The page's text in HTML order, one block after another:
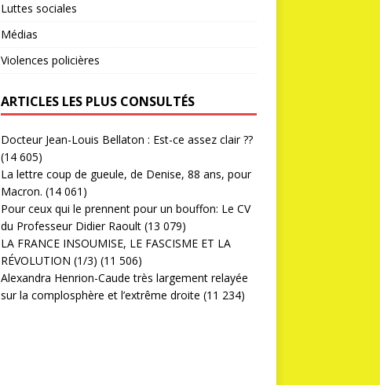
Luttes sociales
Médias
Violences policières
ARTICLES LES PLUS CONSULTÉS
Docteur Jean-Louis Bellaton : Est-ce assez clair ??
(14 605)
La lettre coup de gueule, de Denise, 88 ans, pour
Macron. (14 061)
Pour ceux qui le prennent pour un bouffon: Le CV
du Professeur Didier Raoult (13 079)
LA FRANCE INSOUMISE, LE FASCISME ET LA
RÉVOLUTION (1/3) (11 506)
Alexandra Henrion-Caude très largement relayée
sur la complosphère et l’extrême droite (11 234)